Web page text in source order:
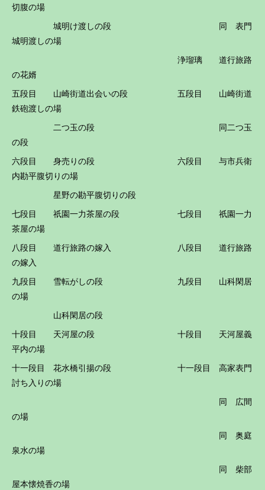
切腹の場
城明け渡しの段 同 表門
城明渡しの場
浄瑠璃 道行旅路
の花婿
五段目 山崎街道出会いの段 五段目 山崎街道
鉄砲渡しの場
二つ玉の段 同二つ玉
の段
六段目 身売りの段 六段目 与市兵衛
内勘平腹切りの場
星野の勘平腹切りの段
七段目 祇園一力茶屋の段 七段目 祇園一力
茶屋の場
八段目 道行旅路の嫁入 八段目 道行旅路
の嫁入
九段目 雪転がしの段 九段目 山科閑居
の場
山科閑居の段
十段目 天河屋の段 十段目 天河屋義
平内の場
十一段目 花水橋引揚の段 十一段目 高家表門
討ち入りの場
同 広間
の場
同 奥庭
泉水の場
同 柴部
屋本懐焼香の場